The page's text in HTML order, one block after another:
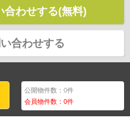
合わせする(無料)
合わせする
公開物件数：0件
会員物件数：0件